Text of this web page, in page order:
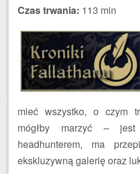
Czas trwania: 113 min
mieć wszystko, o czym
mógłby marzyć – jest
headhunterem, ma
ekskluzywną galerię oraz